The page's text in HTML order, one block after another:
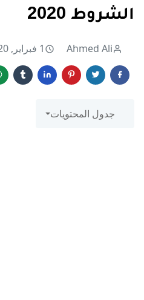
الشروط 2020
Ahmed Ali 1 فبراير, 2020
جدول المحتويات